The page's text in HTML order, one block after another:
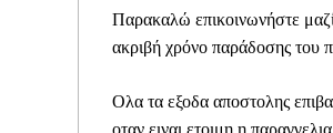
Παρακαλώ επικοινωνήστε
ακριβή χρόνο παράδοσης του
Ολα τα εξοδα αποστολης